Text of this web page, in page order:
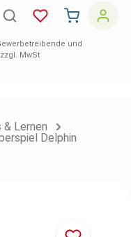
und
MwSt
& Lernen
Delphin